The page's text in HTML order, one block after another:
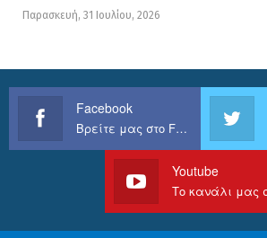
Παρασκευή, 31 Ιουλίου, 2026
Facebook
Βρείτε μας στο Facebook
Youtube